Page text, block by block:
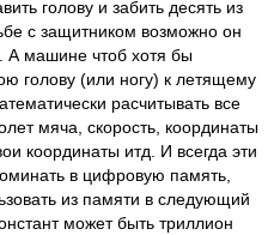
голову и забить десять из
с защитником возможно он
А машине чтоб хотя бы
голову (или ногу) к летящему
расчитывать все
мяча, скорость, координаты
координаты итд. И всегда эти
в цифровую память,
из памяти в следующий
может быть триллион